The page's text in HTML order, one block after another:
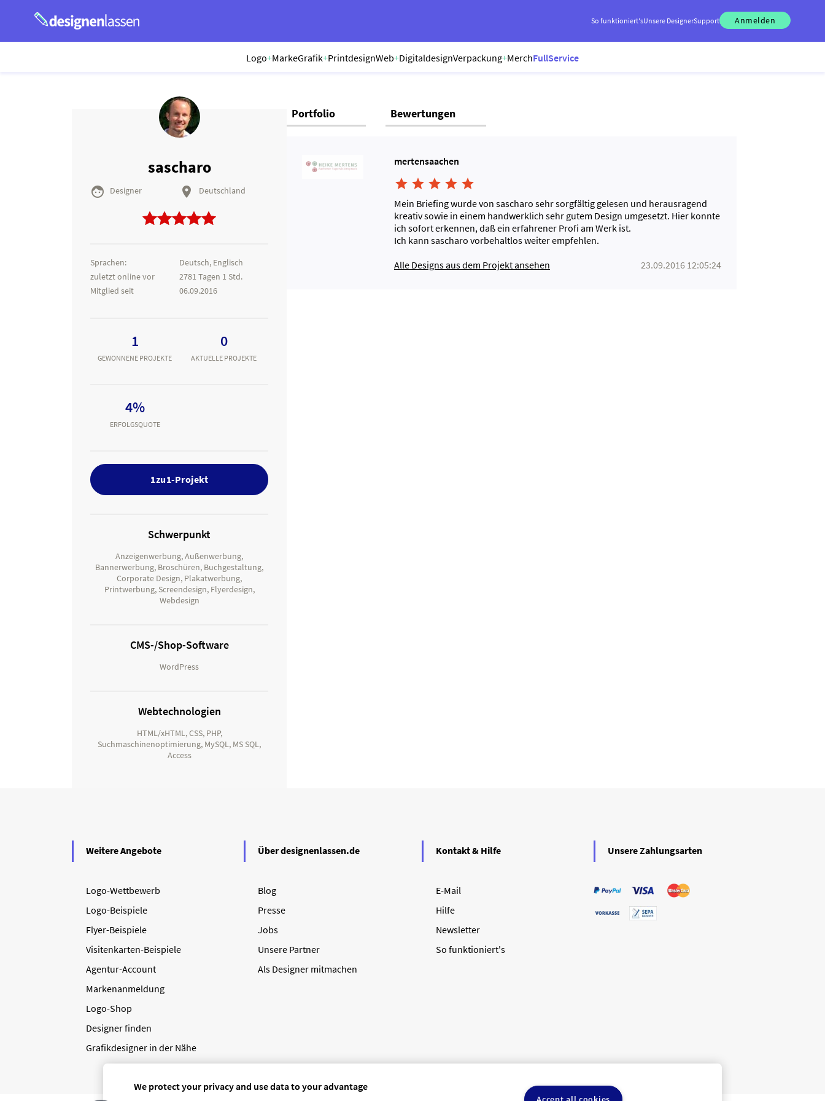
So funktioniert'sUnsere DesignerSupport Anmelden
Logo+MarkeGrafik+PrintdesignWeb+DigitaldesignVerpackung+MerchFullService
sascharo
 Designer  Deutschland
Sprachen:
Deutsch, Englisch
zuletzt online vor
2781 Tagen 1 Std.
Mitglied seit
06.09.2016
1
GEWONNENE PROJEKTE
0
AKTUELLE PROJEKTE
4%
ERFOLGSQUOTE
1zu1-Projekt
Schwerpunkt
Anzeigenwerbung, Außenwerbung,
Bannerwerbung, Broschüren, Buchgestaltung,
Corporate Design, Plakatwerbung,
Printwerbung, Screendesign, Flyerdesign,
Webdesign
CMS-/Shop-Software
WordPress
Webtechnologien
HTML/xHTML, CSS, PHP,
Suchmaschinenoptimierung, MySQL, MS SQL,
Access
Portfolio Bewertungen
mertensaachen
    
Mein Briefing wurde von sascharo sehr sorgfältig gelesen und herausragend
kreativ sowie in einem handwerklich sehr gutem Design umgesetzt. Hier konnte
ich sofort erkennen, daß ein erfahrener Profi am Werk ist.
Ich kann sascharo vorbehaltlos weiter empfehlen.
Alle Designs aus dem Projekt ansehen
23.09.2016 12:05:24
Weitere Angebote
Logo-Wettbewerb
Logo-Beispiele
Flyer-Beispiele
Visitenkarten-Beispiele
Agentur-Account
Markenanmeldung
Logo-Shop
Designer finden
Grafikdesigner in der Nähe
Über designenlassen.de
Blog
Presse
Jobs
Unsere Partner
Als Designer mitmachen
Kontakt & Hilfe
E-Mail
Hilfe
Newsletter
So funktioniert's
Unsere Zahlungsarten
We protect your privacy and use data to your advantage